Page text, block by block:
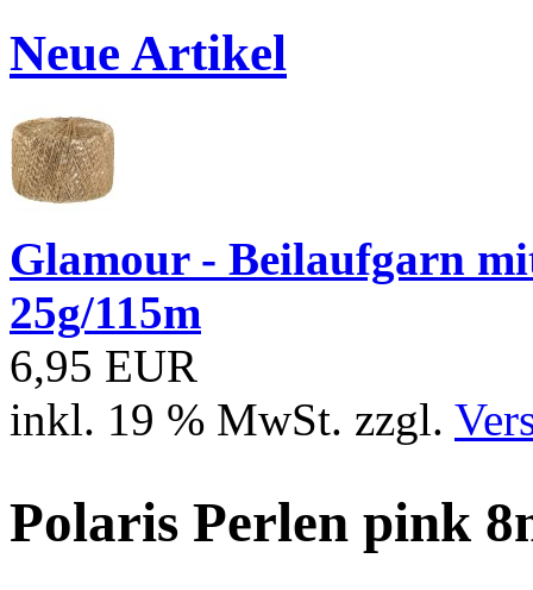
Neue Artikel
Glamour - Beilaufgarn
25g/115m
6,95 EUR
inkl. 19 % MwSt. zzgl.
Polaris Perlen pink